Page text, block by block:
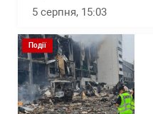
5 серпня, 15:03
Події